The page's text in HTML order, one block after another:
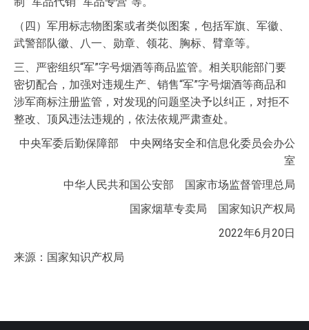
（四）军用标志物图案或者类似图案，包括军旗、军徽、
武警部队徽、八一、勋章、领花、胸标、臂章等。
三、严密组织“军”字号烟酒等商品监管。相关职能部门要
密切配合，加强对违规生产、销售“军”字号烟酒等商品和
涉军商标注册监管，对发现的问题坚决予以纠正，对拒不
整改、顶风违法违规的，依法依规严肃查处。
中央军委后勤保障部 中央网络安全和信息化委员会办公
室
中华人民共和国公安部 国家市场监督管理总局
国家烟草专卖局 国家知识产权局
2022年6月20日
来源：国家知识产权局